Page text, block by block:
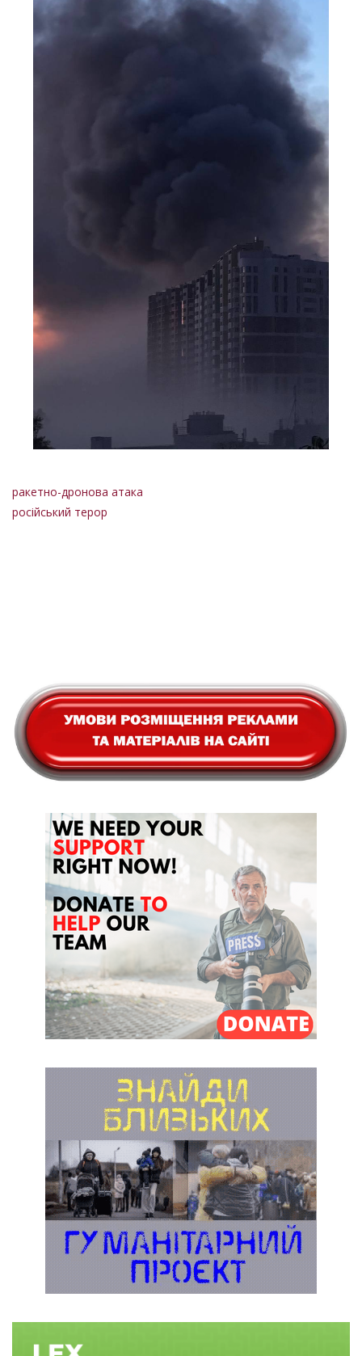
ракетно-дронова атака
російський терор